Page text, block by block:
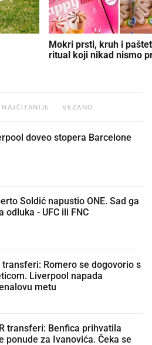
Mokri prsti, kruh i
ritual koji nikad nismo
NAJČITANIJE VEZANO
doveo stopera Barcelone
Soldić napustio ONE. Sad ga
odluka - UFC ili FNC
transferi: Romero se dogovorio s
Liverpool napada
metu
transferi: Benfica prihvatila
ponude za Ivanovića. Čeka se